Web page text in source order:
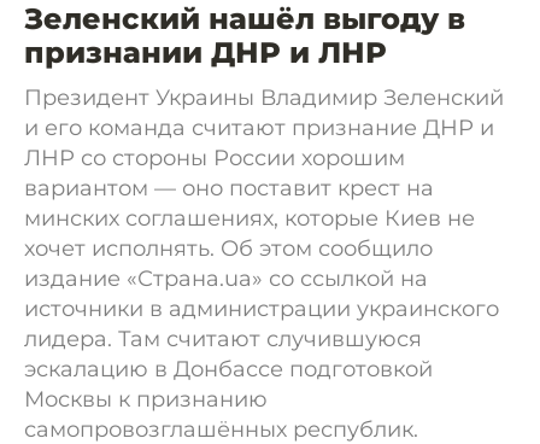
Зеленский нашёл выгоду в
признании ДНР и ЛНР
Президент Украины Владимир Зеленский
и его команда считают признание ДНР и
ЛНР со стороны России хорошим
вариантом — оно поставит крест на
минских соглашениях, которые Киев не
хочет исполнять. Об этом сообщило
издание «Страна.ua» со ссылкой на
источники в администрации украинского
лидера. Там считают случившуюся
эскалацию в Донбассе подготовкой
Москвы к признанию
самопровозглашённых республик.